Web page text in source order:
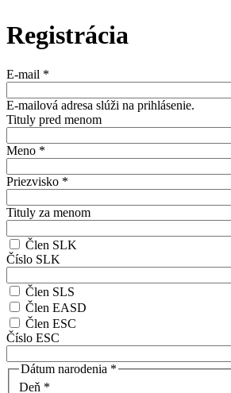
Registrácia
E-mail *
E-mailová adresa slúži na prihlásenie.
Tituly pred menom
Meno *
Priezvisko *
Tituly za menom
Člen SLK
Číslo SLK
Člen SLS
Člen EASD
Člen ESC
Číslo ESC
Dátum narodenia *
Deň *